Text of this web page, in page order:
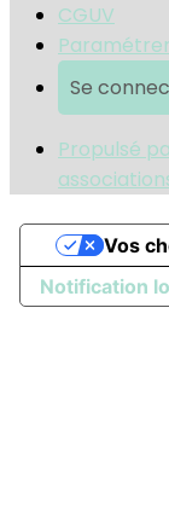
CGUV
Se
Propulsé
Notification
Vos